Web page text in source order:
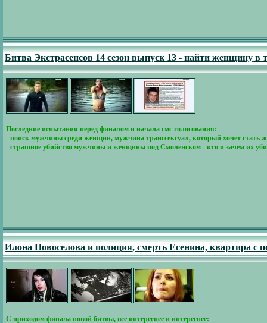
Битва Экстрасенсов 14 сезон выпуск 13 - найти женщину
Последние испытания перед финалом и начала смс голосования:
- поиск мужчины среди женщин, мужчина транссексуал, который хочет
- страшное убийство мужчины и женщины под Смоленском - кто и зачем их
Илона Новоселова и полиция, смерть Есенина, квартира с
С приходом финала новой битвы, все интереснее и интереснее: